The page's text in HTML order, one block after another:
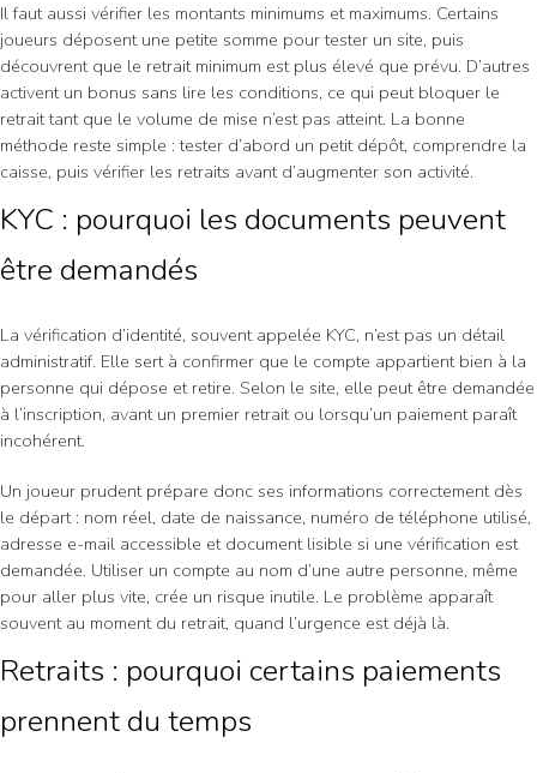
Il faut aussi vérifier les montants minimums et maximums. Certains
joueurs déposent une petite somme pour tester un site, puis
découvrent que le retrait minimum est plus élevé que prévu. D’autres
activent un bonus sans lire les conditions, ce qui peut bloquer le
retrait tant que le volume de mise n’est pas atteint. La bonne
méthode reste simple : tester d’abord un petit dépôt, comprendre la
caisse, puis vérifier les retraits avant d’augmenter son activité.
KYC : pourquoi les documents peuvent
être demandés
La vérification d’identité, souvent appelée KYC, n’est pas un détail
administratif. Elle sert à confirmer que le compte appartient bien à la
personne qui dépose et retire. Selon le site, elle peut être demandée
à l’inscription, avant un premier retrait ou lorsqu’un paiement paraît
incohérent.
Un joueur prudent prépare donc ses informations correctement dès
le départ : nom réel, date de naissance, numéro de téléphone utilisé,
adresse e-mail accessible et document lisible si une vérification est
demandée. Utiliser un compte au nom d’une autre personne, même
pour aller plus vite, crée un risque inutile. Le problème apparaît
souvent au moment du retrait, quand l’urgence est déjà là.
Retraits : pourquoi certains paiements
prennent du temps